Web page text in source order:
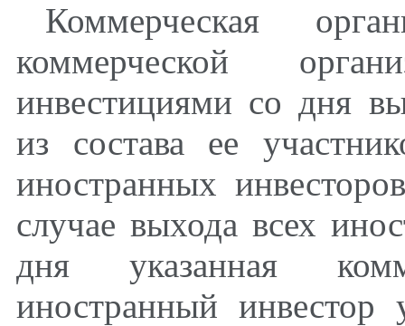
Коммерческая
коммерческой
инвестициями со дня
из состава ее
иностранных
случае выхода всех
дня указанная
иностранный инвестор